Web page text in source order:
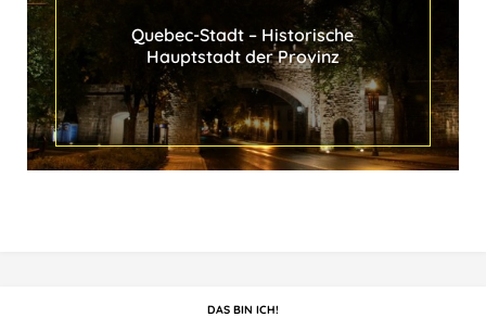
Quebec-Stadt ‒ Historische
Hauptstadt der Provinz
DAS BIN ICH!